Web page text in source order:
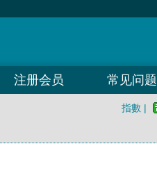
注册会员 常见问题
指數 |